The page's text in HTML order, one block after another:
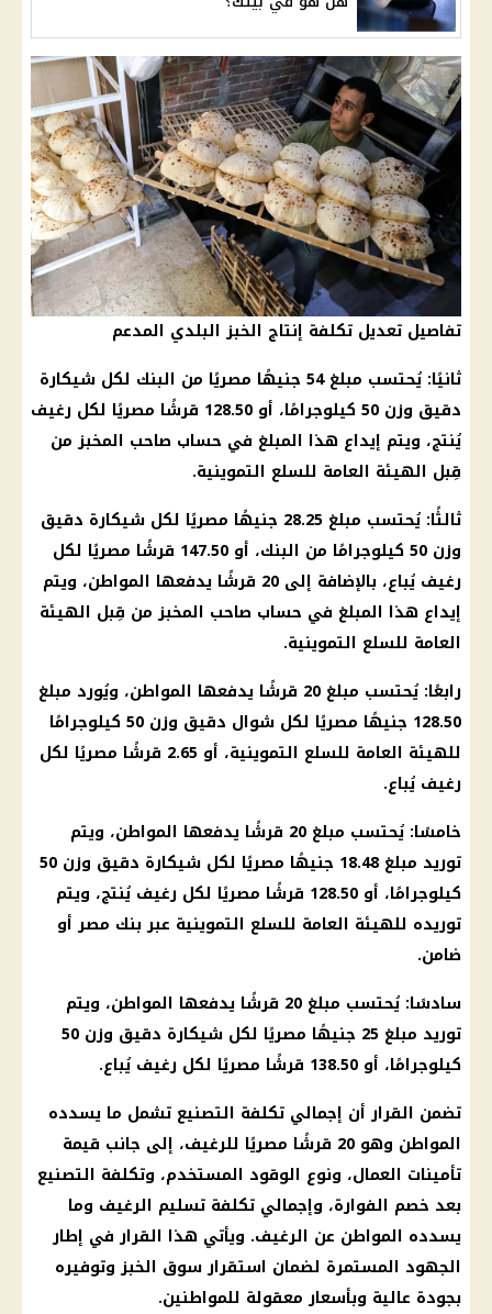
تفاصيل تعديل تكلفة إنتاج الخبز البلدي المدعم
ثانيًا: يُحتسب مبلغ 54 جنيهًا مصريًا من البنك لكل شيكارة
دقيق وزن 50 كيلوجرامًا، أو 128.50 قرشًا مصريًا لكل رغيف
يُنتج، ويتم إيداع هذا المبلغ في حساب صاحب المخبز من
قِبل الهيئة العامة للسلع التموينية.
ثالثًا: يُحتسب مبلغ 28.25 جنيهًا مصريًا لكل شيكارة دقيق
وزن 50 كيلوجرامًا من البنك، أو 147.50 قرشًا مصريًا لكل
رغيف يُباع، بالإضافة إلى 20 قرشًا يدفعها المواطن، ويتم
إيداع هذا المبلغ في حساب صاحب المخبز من قِبل الهيئة
العامة للسلع التموينية.
رابعًا: يُحتسب مبلغ 20 قرشًا يدفعها المواطن، ويُورد مبلغ
128.50 جنيهًا مصريًا لكل شوال دقيق وزن 50 كيلوجرامًا
للهيئة العامة للسلع التموينية، أو 2.65 قرشًا مصريًا لكل
رغيف يُباع.
خامسًا: يُحتسب مبلغ 20 قرشًا يدفعها المواطن، ويتم
توريد مبلغ 18.48 جنيهًا مصريًا لكل شيكارة دقيق وزن 50
كيلوجرامًا، أو 128.50 قرشًا مصريًا لكل رغيف يُنتج، ويتم
توريده للهيئة العامة للسلع التموينية عبر بنك مصر أو
ضامن.
سادسًا: يُحتسب مبلغ 20 قرشًا يدفعها المواطن، ويتم
توريد مبلغ 25 جنيهًا مصريًا لكل شيكارة دقيق وزن 50
كيلوجرامًا، أو 138.50 قرشًا مصريًا لكل رغيف يُباع.
تضمن القرار أن إجمالي تكلفة التصنيع تشمل ما يسدده
المواطن وهو 20 قرشًا مصريًا للرغيف، إلى جانب قيمة
تأمينات العمال، ونوع الوقود المستخدم، وتكلفة التصنيع
بعد خصم الفوارة، وإجمالي تكلفة تسليم الرغيف وما
يسدده المواطن عن الرغيف. ويأتي هذا القرار في إطار
الجهود المستمرة لضمان استقرار سوق الخبز وتوفيره
بجودة عالية وبأسعار معقولة للمواطنين.